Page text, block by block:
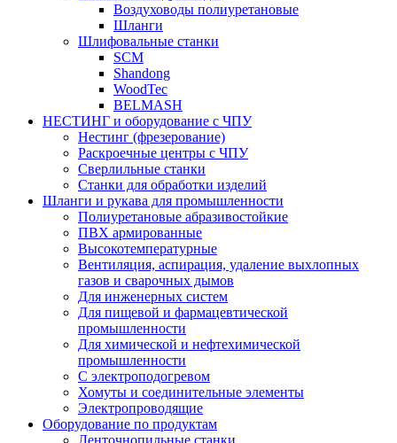
Воздуховоды полиуретановые
Шланги
Шлифовальные станки
SCM
Shandong
WoodTec
BELMASH
НЕСТИНГ и оборудование с ЧПУ
Нестинг (фрезерование)
Раскроечные центры с ЧПУ
Сверлильные станки
Станки для обработки изделий
Шланги и рукава для промышленности
Полиуретановые абразивостойкие
ПВХ армированные
Высокотемпературные
Вентиляция, аспирация, удаление выхлопных
газов и сварочных дымов
Для инженерных систем
Для пищевой и фармацевтической
промышленности
Для химической и нефтехимической
промышленности
С электроподогревом
Хомуты и соединительные элементы
Электропроводящие
Оборудование по продуктам